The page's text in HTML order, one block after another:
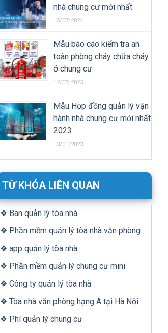
nhà chung cư mới nhất
15/07/2024
Mẫu báo cáo kiểm tra an
toàn phòng cháy chữa cháy
ở chung cư
12/07/2023
Mẫu Hợp đồng quản lý vận
hành nhà chung cư mới nhất
2023
13/01/2023
TỪ KHÓA LIÊN QUAN
❖ Ban quản lý tòa nhà
❖ Phần mềm quản lý tòa nhà văn phòng
❖ app quản lý tòa nhà
❖ Phần mềm quản lý chung cư mini
❖ Công ty quản lý tòa nhà
❖ Tòa nhà văn phòng hạng A tại Hà Nội
❖ Phí quản lý chung cư